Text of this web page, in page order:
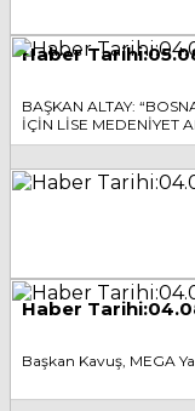
Haber
BAŞKAN ALTAY:
İÇİN LİSE MEDENİYET
Haber
Başkan Kavuş, MEGA